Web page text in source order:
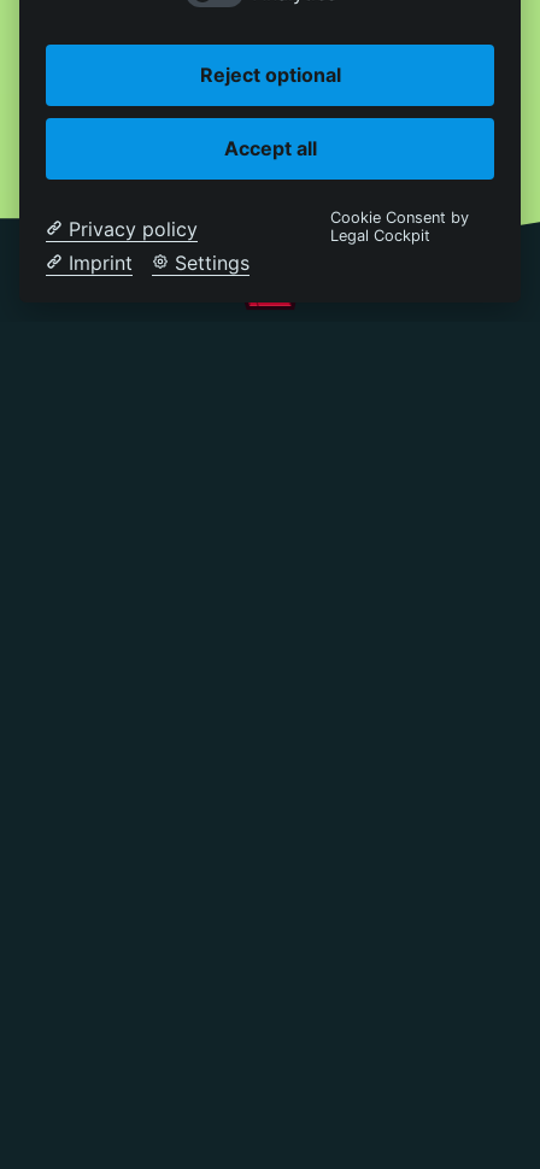
Reject optional
Accept all
Privacy policy
Imprint
Settings
Cookie Consent by
Legal Cockpit